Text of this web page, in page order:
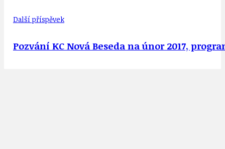
Další příspěvek
Pozvání KC Nová Beseda na únor 2017,